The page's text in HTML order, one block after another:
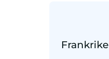
Frankrike